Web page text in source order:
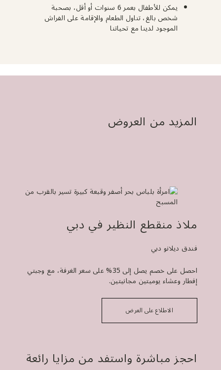
يمكن للأطفال بعمر 6 سنوات أو أقل، بصحبة
شخص بالغ، تناول الطعام والإقامة على الفراش
الموجود لدينا مع تحياتنا
المزيد من العروض
ملاذ منقطع النظير في دبي
فندق ديلانو دبي
احصل على خصم يصل إلى 35% على سعر الغرفة، مع وجبتي
إفطار وعشاء يوميتين مجانيتين.
الاطلاع على العرض
احجز مباشرة واستفد من مزايا رائعة